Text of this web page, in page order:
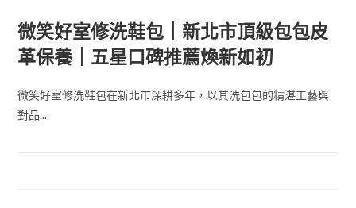
微笑好室修洗鞋包｜新北市頂級包包皮
革保養｜五星口碑推薦煥新如初
微笑好室修洗鞋包在新北市深耕多年，以其洗包包的精湛工藝與
對品...